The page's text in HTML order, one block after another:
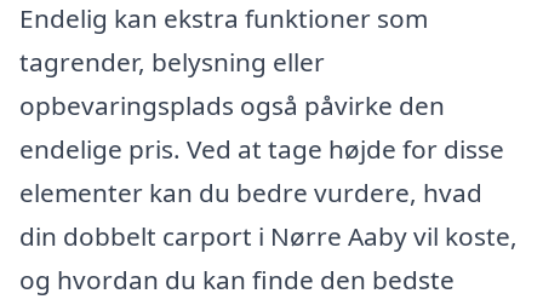
Endelig kan ekstra funktioner som
tagrender, belysning eller
opbevaringsplads også påvirke den
endelige pris. Ved at tage højde for disse
elementer kan du bedre vurdere, hvad
din dobbelt carport i Nørre Aaby vil koste,
og hvordan du kan finde den bedste